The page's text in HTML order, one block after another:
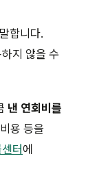
합니다.
지 않을 수
낸 연회비를
용 등을
터에